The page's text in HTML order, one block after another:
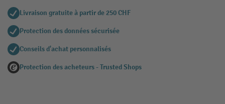
Livraison gratuite à partir de 250 CHF
Protection des données sécurisée
Conseils d'achat personnalisés
Protection des acheteurs - Trusted Shops